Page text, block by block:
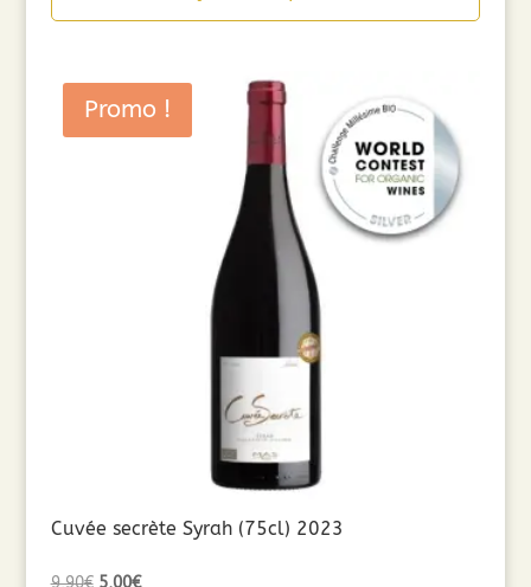
Promo !
Cuvée secrète Syrah (75cl) 2023
Le
Le